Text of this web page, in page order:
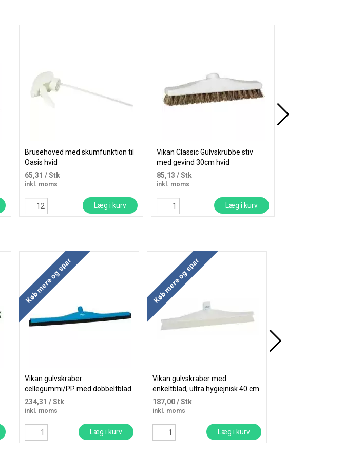
Brusehoved med skumfunktion til
Oasis hvid
65,31 / Stk
inkl. moms
Læg i kurv
Vikan Classic Gulvskrubbe stiv
med gevind 30cm hvid
85,13 / Stk
inkl. moms
Læg i kurv
Køb mere og spar
Vikan gulvskraber
cellegummi/PP med dobbeltblad
70cm blå
234,31 / Stk
inkl. moms
Læg i kurv
Køb mere og spar
Vikan gulvskraber med
enkeltblad, ultra hygiejnisk 40 cm
hvid
187,00/ Stk
inkl. moms
Læg i kurv